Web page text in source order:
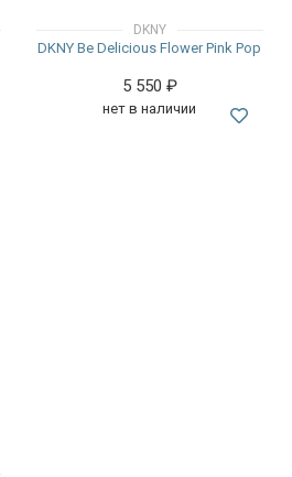
DKNY
DKNY Be Delicious Flower Pink Pop
5 550 ₽
нет в наличии